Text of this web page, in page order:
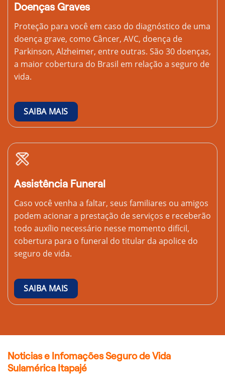
Doenças Graves
Proteção para você em caso do diagnóstico de uma
doença grave, como Câncer, AVC, doença de
Parkinson, Alzheimer, entre outras. São 30 doenças,
a maior cobertura do Brasil em relação a seguro de
vida.
SAIBA MAIS
Assistência Funeral
Caso você venha a faltar, seus familiares ou amigos
podem acionar a prestação de serviços e receberão
todo auxílio necessário nesse momento difícil,
cobertura para o funeral do titular da apolice do
seguro de vida.
SAIBA MAIS
Noticias e Infomações Seguro de Vida
Sulamérica Itapajé